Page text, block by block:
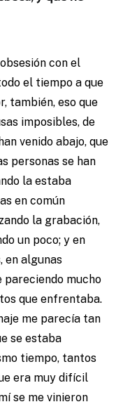
con el
el tiempo a que
también, eso que
imposibles, de
venido abajo, que
personas se han
la estaba
en común
la grabación,
un poco; y en
en algunas
pareciendo mucho
que enfrentaba.
me parecía tan
se estaba
tiempo, tantos
era muy difícil
se me vinieron